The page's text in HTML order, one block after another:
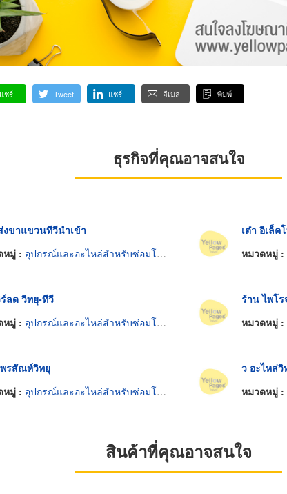
แชร์ Tweet แชร์ อีเมล พิมพ์
ธุรกิจที่คุณอาจสนใจ
งขาแขวนทีวีนำเข้า
หมู่ : อุปกรณ์และอะไหล่สำหรับซ่อมโทรทัศน์และวิทยุ
เต๋า อิเล็ค
หมวดหมู่ :
ลด วิทยุ-ทีวี
หมู่ : อุปกรณ์และอะไหล่สำหรับซ่อมโทรทัศน์และวิทยุ
ร้าน ไพโ
หมวดหมู่ :
รสัณห์วิทยุ
หมู่ : อุปกรณ์และอะไหล่สำหรับซ่อมโทรทัศน์และวิทยุ
ว อะไหล่
หมวดหมู่ :
สินค้าที่คุณอาจสนใจ